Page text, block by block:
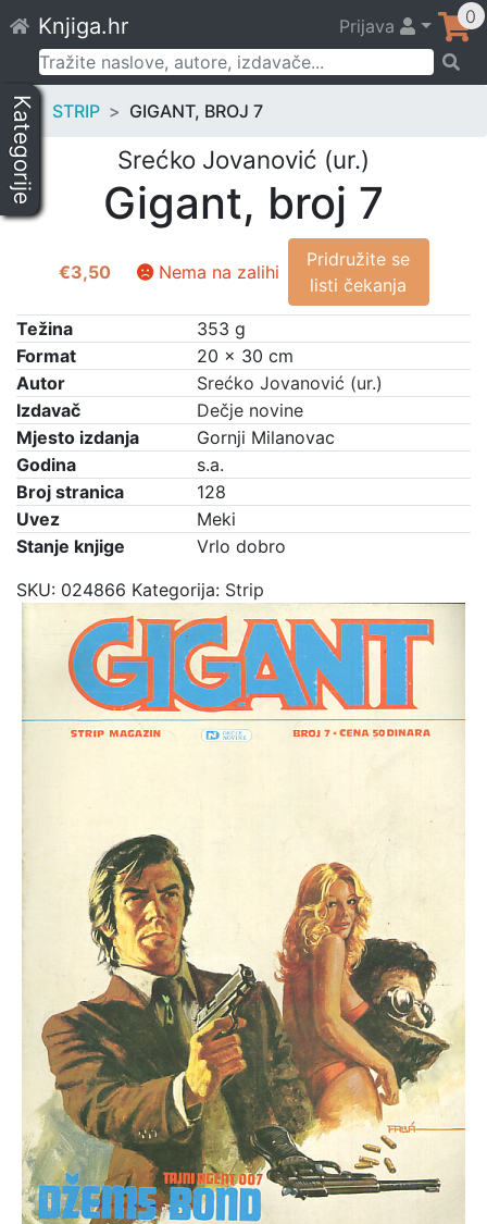
to
content
Knjiga.hr Prijava 0
Pretraži:
Kategorije STRIP GIGANT, BROJ 7
Srećko Jovanović (ur.)
Gigant, broj 7
€3,50 Nema na zalihi
Pridružite se
listi čekanja
Težina
353 g
Format
20 × 30 cm
Autor
Srećko Jovanović (ur.)
Izdavač
Dečje novine
Mjesto izdanja
Gornji Milanovac
Godina
s.a.
Broj stranica
128
Uvez
Meki
Stanje knjige
Vrlo dobro
SKU: 024866 Kategorija: Strip